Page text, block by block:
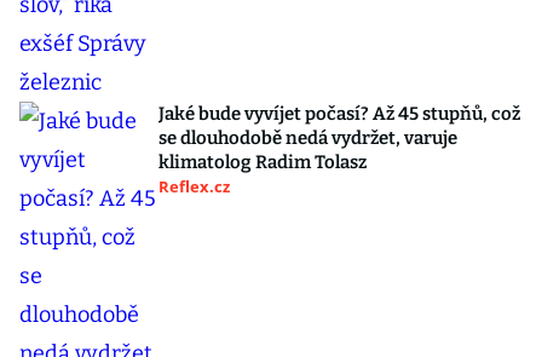
Jaké bude vyvíjet počasí? Až 45 stupňů, což
se dlouhodobě nedá vydržet, varuje
klimatolog Radim Tolasz
Reflex.cz